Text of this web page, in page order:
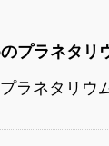
プラネタリ
ラネタリウ